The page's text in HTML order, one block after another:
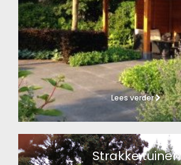
Lees verder
Strakke tuinen